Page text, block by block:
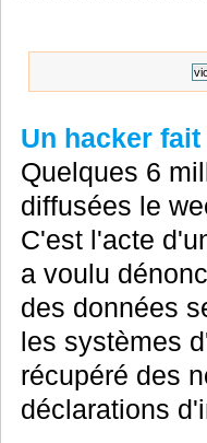
Un hacker
Quelques 6
diffusées le
C'est l'acte
a voulu
des données
les systèmes
récupéré des
déclarations